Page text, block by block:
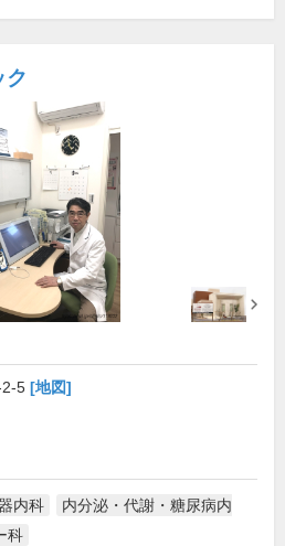
ク
5 [地図]
内科
内分泌・代謝・糖尿病内
科